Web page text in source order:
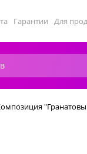
Гарантии Для